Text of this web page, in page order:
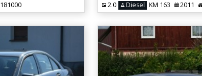
181000 2.0 Diesel KM 163 2011